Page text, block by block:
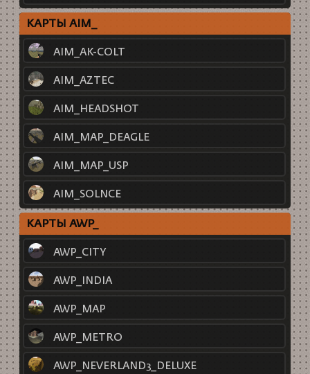
КАРТЫ AIM_
AIM_AK-COLT
AIM_AZTEC
AIM_HEADSHOT
AIM_MAP_DEAGLE
AIM_MAP_USP
AIM_SOLNCE
КАРТЫ AWP_
AWP_CITY
AWP_INDIA
AWP_MAP
AWP_METRO
AWP_NEVERLAND3_DELUXE